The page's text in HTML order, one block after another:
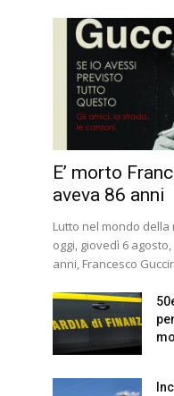
E’ morto
aveva 86 anni
Lutto nel mondo
oggi, giovedì 6
anni, Francesco